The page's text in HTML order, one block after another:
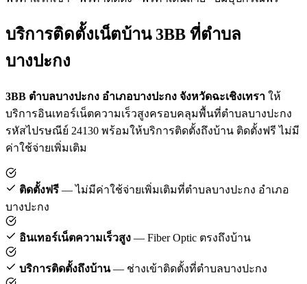
บริการติดตั้งเน็ตบ้าน 3BB ที่ตำบล
บางปะกง
3BB ตำบลบางปะกง อำเภอบางปะกง จังหวัดฉะเชิงเทรา ให้
บริการอินเทอร์เน็ตความเร็วสูงครอบคลุมพื้นที่ตำบลบางปะกง
รหัสไปรษณีย์ 24130 พร้อมให้บริการติดตั้งถึงบ้าน ติดตั้งฟรี ไม่มี
ค่าใช้จ่ายเพิ่มเติม
ติดตั้งฟรี — ไม่มีค่าใช้จ่ายเพิ่มเติมที่ตำบลบางปะกง อำเภอ
บางปะกง
อินเทอร์เน็ตความเร็วสูง — Fiber Optic ตรงถึงบ้าน
บริการติดตั้งถึงบ้าน— ช่างเข้าติดตั้งที่ตำบลบางปะกง